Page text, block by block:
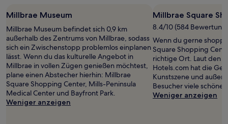
Millbrae Museum
Millbrae Museum befindet sich 0,9 km
außerhalb des Zentrums von Millbrae, sodass
sich ein Zwischenstopp problemlos einplanen
lässt. Wenn du das kulturelle Angebot in
Millbrae in vollen Zügen genießen möchtest,
plane einen Abstecher hierhin: Millbrae
Square Shopping Center, Mills-Peninsula
Medical Center und Bayfront Park.
Weniger anzeigen
Millbrae Square
8.4/10 (584
Wenn du gerne
Square Shopping
richtige Ort. Laut den
Hotels.com hat die
Kunstszene und
Besucher viele schöne
Weniger anzeigen